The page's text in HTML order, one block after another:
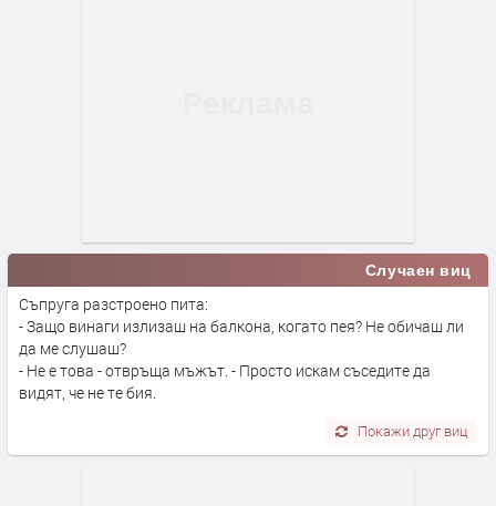
Случаен виц
Съпруга разстроено пита:
- Защо винаги излизаш на балкона, когато пея? Не обичаш ли
да ме слушаш?
- Не е това - отвръща мъжът. - Просто искам съседите да
видят, че не те бия.
Покажи друг виц